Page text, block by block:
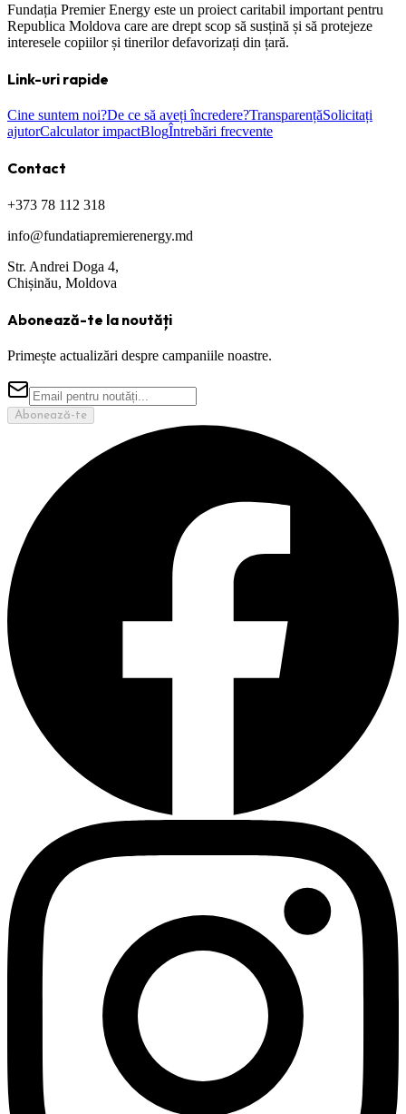
Fundația Premier Energy este un proiect caritabil important pentru
Republica Moldova care are drept scop să susțină și să protejeze
interesele copiilor și tinerilor defavorizați din țară.
Link-uri rapide
Cine suntem noi?De ce să aveți încredere?TransparențăSolicitați
ajutorCalculator impactBlogÎntrebări frecvente
Contact
+373 78 112 318
info@fundatiapremierenergy.md
Str. Andrei Doga 4,
Chișinău, Moldova
Abonează-te la noutăți
Primește actualizări despre campaniile noastre.
Abonează-te